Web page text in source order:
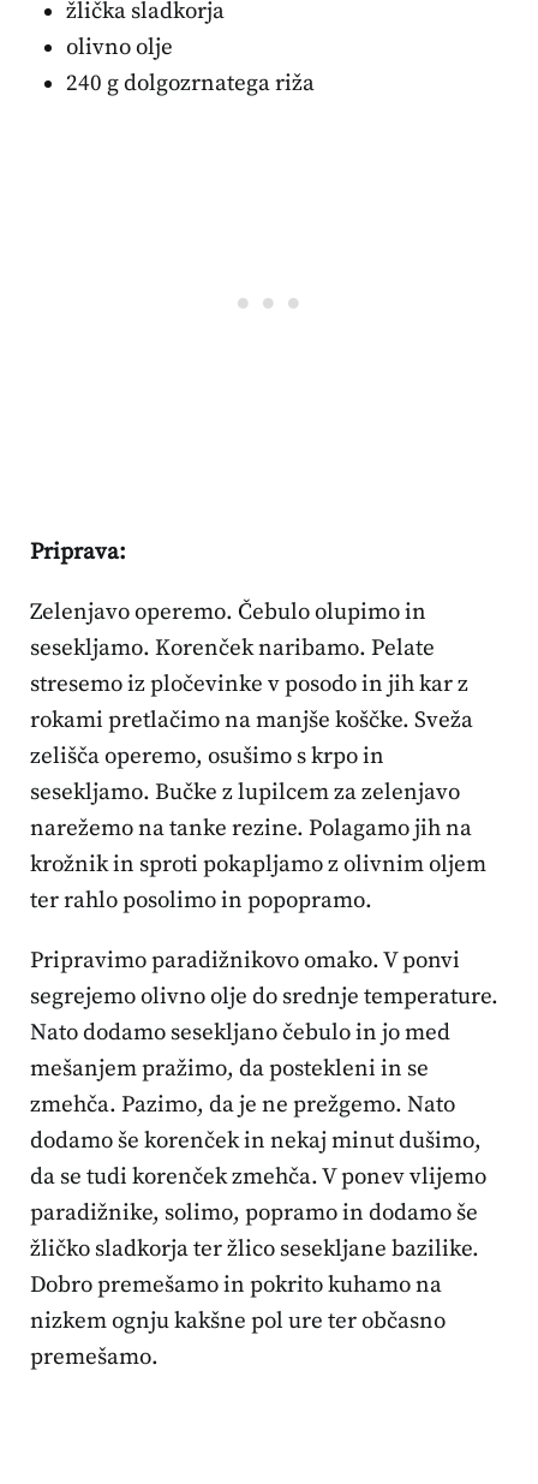
žlička sladkorja
olivno olje
240 g dolgozrnatega riža
Priprava:
Zelenjavo operemo. Čebulo olupimo in
sesekljamo. Korenček naribamo. Pelate
stresemo iz pločevinke v posodo in jih kar z
rokami pretlačimo na manjše koščke. Sveža
zelišča operemo, osušimo s krpo in
sesekljamo. Bučke z lupilcem za zelenjavo
narežemo na tanke rezine. Polagamo jih na
krožnik in sproti pokapljamo z olivnim oljem
ter rahlo posolimo in popopramo.
Pripravimo paradižnikovo omako. V ponvi
segrejemo olivno olje do srednje temperature.
Nato dodamo sesekljano čebulo in jo med
mešanjem pražimo, da postekleni in se
zmehča. Pazimo, da je ne prežgemo. Nato
dodamo še korenček in nekaj minut dušimo,
da se tudi korenček zmehča. V ponev vlijemo
paradižnike, solimo, popramo in dodamo še
žličko sladkorja ter žlico sesekljane bazilike.
Dobro premešamo in pokrito kuhamo na
nizkem ognju kakšne pol ure ter občasno
premešamo.